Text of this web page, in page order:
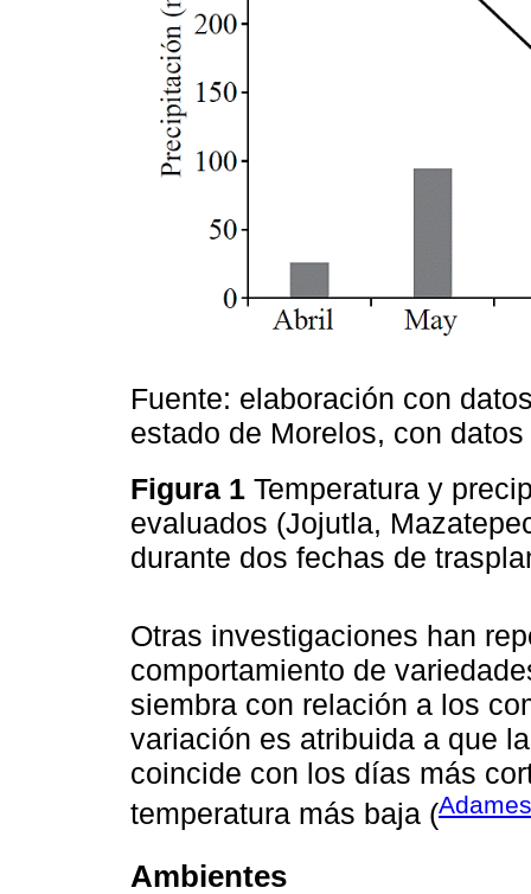
Fuente: elaboración con
estado de Morelos, con
Figura 1 Temperatura y
evaluados (Jojutla,
durante dos fechas de
Otras investigaciones han
comportamiento de
siembra con relación a los
variación es atribuida a que
coincide con los días más
temperatura más baja (
Ambientes